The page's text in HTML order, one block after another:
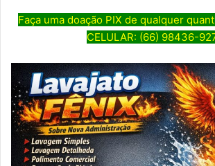
Faça uma doação PIX de qualquer
CELULAR: (66) 98436-